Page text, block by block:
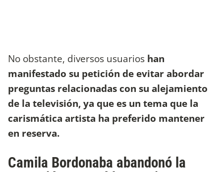
No obstante, diversos usuarios han
manifestado su petición de evitar abordar
preguntas relacionadas con su alejamiento
de la televisión, ya que es un tema que la
carismática artista ha preferido mantener
en reserva.
Camila Bordonaba abandonó la